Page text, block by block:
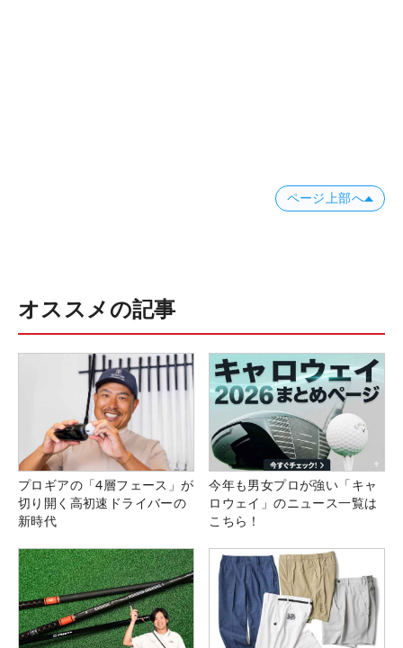
ページ上部へ
オススメの記事
プロギアの「4層フェース」が
切り開く高初速ドライバーの
新時代
今年も男女プロが強い「キャ
ロウェイ」のニュース一覧は
こちら！